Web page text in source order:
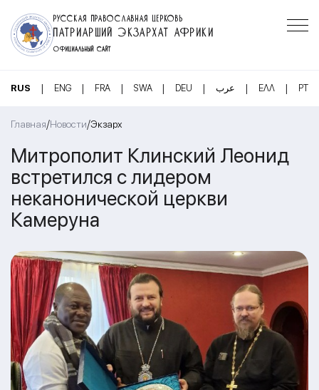
РУССКАЯ ПРАВОСЛАВНАЯ ЦЕРКОВЬ
ПАТРИАРШИЙ ЭКЗАРХАТ АФРИКИ
ОФИЦИАЛЬНЫЙ САЙТ
RUS | ENG | FRA | SWA | DEU | عرب | ΕΛΛ | PT
Главная/Новости/Экзарх
Митрополит Клинский Леонид
встретился с лидером
неканонической церкви
Камеруна